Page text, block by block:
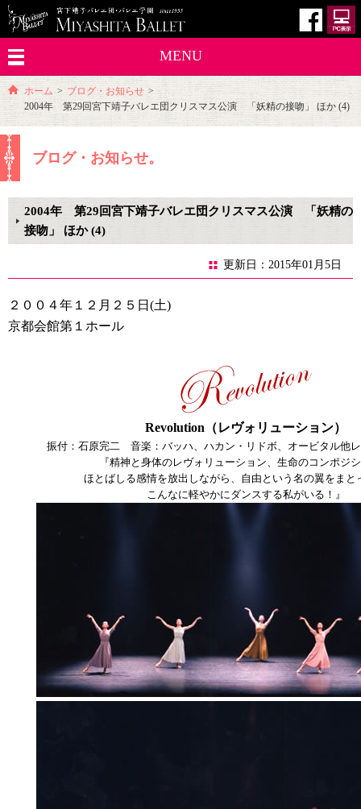
MENU
ホーム > ブログ・お知らせ >
2004年 第29回宮下靖子バレエ団クリスマス公演 「妖精の接吻」 ほか (4)
ブログ・お知らせ。
2004年 第29回宮下靖子バレエ団クリスマス公演 「妖精の
接吻」 ほか (4)
更新日：2015年01月5日
２００４年１２月２５日(土)
京都会館第１ホール
Revolution（レヴォリューション）
振付：石原完二 音楽：バッハ、ハカン・リドボ、オービタル他
『精神と身体のレヴォリューション、生命のコンポジ
ほとばしる感情を放出しながら、自由という名の翼をまと
こんなに軽やかにダンスする私がいる！』